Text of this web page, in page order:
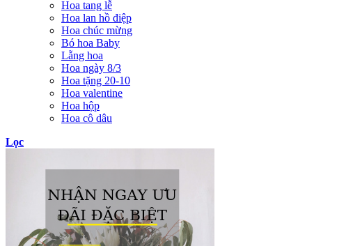
Hoa tang lễ
Hoa lan hồ điệp
Hoa chúc mừng
Bó hoa Baby
Lẵng hoa
Hoa ngày 8/3
Hoa tặng 20-10
Hoa valentine
Hoa hộp
Hoa cô dâu
Lọc